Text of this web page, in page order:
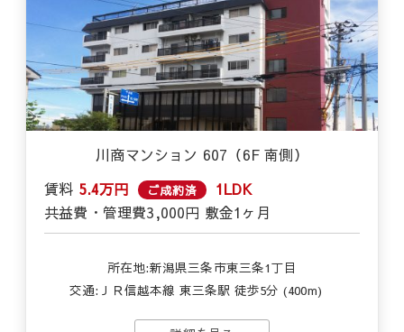
川商マンション 607（6F 南側）
賃料 5.4万円 ご成約済
1LDK
共益費・管理費3,000円 敷金1ヶ月
所在地:新潟県三条市東三条1丁目
交通: ＪＲ信越本線 東三条駅 徒歩5分 (400m)